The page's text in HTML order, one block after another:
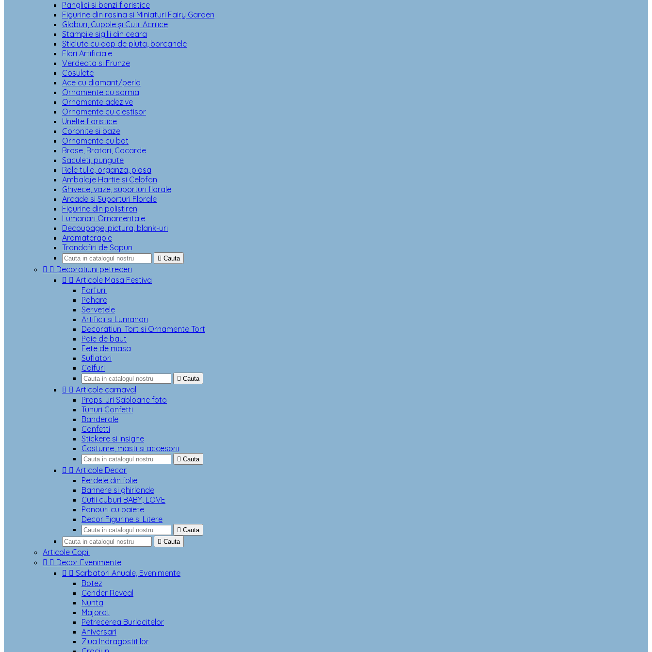
Panglici si benzi floristice
Figurine din rasina si Miniaturi Fairy Garden
Globuri, Cupole și Cutii Acrilice
Stampile sigilii din ceara
Sticlute cu dop de pluta, borcanele
Flori Artificiale
Verdeata si Frunze
Cosulete
Ace cu diamant/perla
Ornamente cu sarma
Ornamente adezive
Ornamente cu clestisor
Unelte floristice
Coronite si baze
Ornamente cu bat
Brose, Bratari, Cocarde
Saculeti, pungute
Role tulle, organza, plasa
Ambalaje Hartie si Celofan
Ghivece, vaze, suporturi florale
Arcade si Suporturi Florale
Figurine din polistiren
Lumanari Ornamentale
Decoupage, pictura, blank-uri
Aromaterapie
Trandafiri de Sapun
 Cauta
  Decoratiuni petreceri
  Articole Masa Festiva
Farfurii
Pahare
Servetele
Artificii si Lumanari
Decoratiuni Tort si Ornamente Tort
Paie de baut
Fete de masa
Suflatori
Coifuri
 Cauta
  Articole carnaval
Props-uri Sabloane foto
Tunuri Confetti
Banderole
Confetti
Stickere si Insigne
Costume, masti si accesorii
 Cauta
  Articole Decor
Perdele din folie
Bannere si ghirlande
Cutii cuburi BABY, LOVE
Panouri cu paiete
Decor Figurine si Litere
 Cauta
 Cauta
Articole Copii
  Decor Evenimente
  Sarbatori Anuale, Evenimente
Botez
Gender Reveal
Nunta
Majorat
Petrecerea Burlacitelor
Aniversari
Ziua Indragostitilor